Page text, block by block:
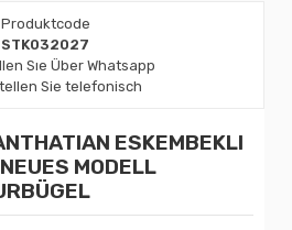
Produktcode
STK032027
Sıe Über Whatsapp
Sie telefonisch
ESKEMBEKLI
MODELL